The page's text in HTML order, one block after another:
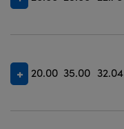
20.00 35.00 32.04